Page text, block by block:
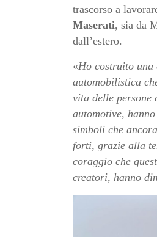
trascorso a
Maserati, sia da
dall’estero.
«Ho costruito una
automobilistica
vita delle persone
automotive,
simboli che
forti, grazie alla
coraggio che
creatori, hanno